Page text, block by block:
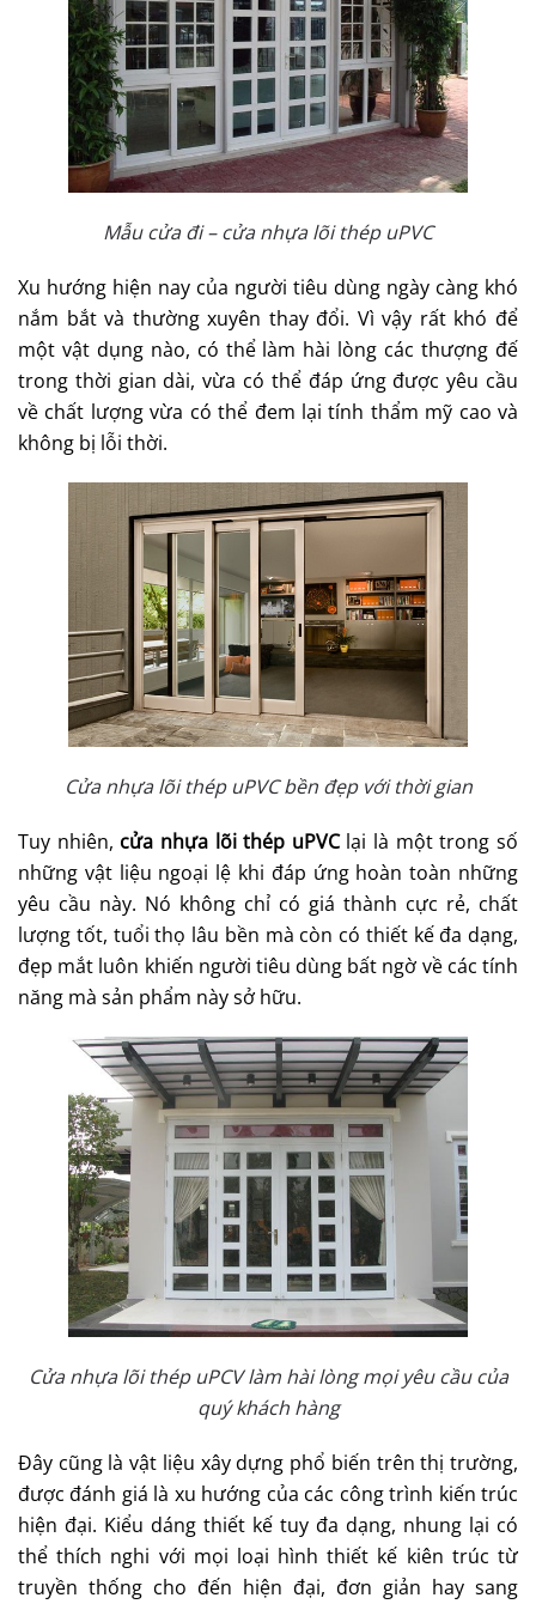
Mẫu cửa đi – cửa nhựa lõi thép uPVC
Xu hướng hiện nay của người tiêu dùng ngày càng khó
nắm bắt và thường xuyên thay đổi. Vì vậy rất khó để
một vật dụng nào, có thể làm hài lòng các thượng đế
trong thời gian dài, vừa có thể đáp ứng được yêu cầu
về chất lượng vừa có thể đem lại tính thẩm mỹ cao và
không bị lỗi thời.
Cửa nhựa lõi thép uPVC bền đẹp với thời gian
Tuy nhiên, cửa nhựa lõi thép uPVClại là một trong số
những vật liệu ngoại lệ khi đáp ứng hoàn toàn những
yêu cầu này. Nó không chỉ có giá thành cực rẻ, chất
lượng tốt, tuổi thọ lâu bền mà còn có thiết kế đa dạng,
đẹp mắt luôn khiến người tiêu dùng bất ngờ về các tính
năng mà sản phẩm này sở hữu.
Cửa nhựa lõi thép uPCV làm hài lòng mọi yêu cầu của
quý khách hàng
Đây cũng là vật liệu xây dựng phổ biến trên thị trường,
được đánh giá là xu hướng của các công trình kiến trúc
hiện đại. Kiểu dáng thiết kế tuy đa dạng, nhung lại có
thể thích nghi với mọi loại hình thiết kế kiên trúc từ
truyền thống cho đến hiện đại, đơn giản hay sang